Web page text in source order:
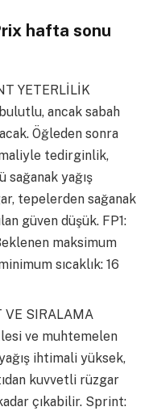
hafta sonu
YETERLİLİK
ancak sabah
Öğleden sonra
tedirginlik,
yağış
tepelerden sağanak
güven düşük. FP1:
maksimum
sıcaklık: 16
VE SIRALAMA
ve muhtemelen
ihtimali yüksek,
kuvvetli rüzgar
çıkabilir. Sprint: